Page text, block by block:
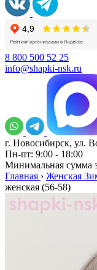
8 800 500 52 25
info@shapki-nsk.ru
г. Новосибирск, ул.
Пн-пт: 9:00 - 18:00
Минимальная сумма
Главная › Женская
женская (56-58)